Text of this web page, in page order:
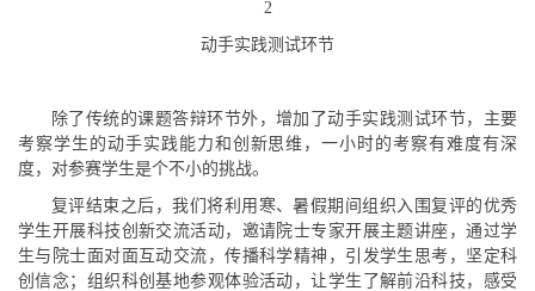
2
动手实践测试环节
除了传统的课题答辩环节外，增加了动手实践测试环节，主要
考察学生的动手实践能力和创新思维，一小时的考察有难度有深
度，对参赛学生是个不小的挑战。
复评结束之后，我们将利用寒、暑假期间组织入围复评的优秀
学生开展科技创新交流活动，邀请院士专家开展主题讲座，通过学
生与院士面对面互动交流，传播科学精神，引发学生思考，坚定科
创信念；组织科创基地参观体验活动，让学生了解前沿科技，感受